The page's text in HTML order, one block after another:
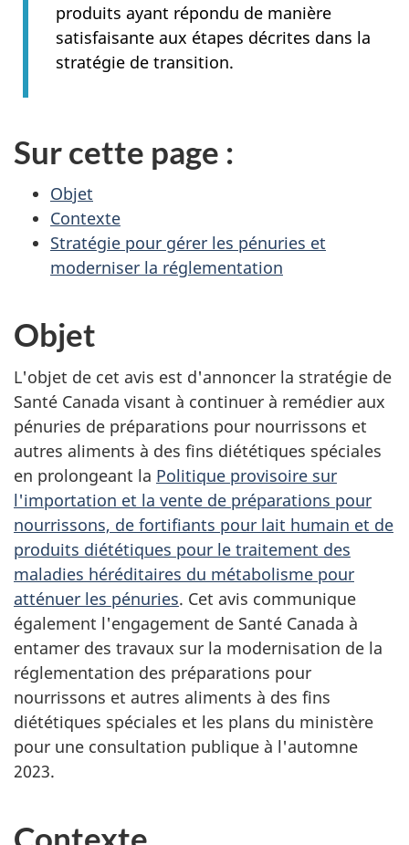
produits ayant répondu de manière
satisfaisante aux étapes décrites dans la
stratégie de transition.
Sur cette page :
Objet
Contexte
Stratégie pour gérer les pénuries et
moderniser la réglementation
Objet
L'objet de cet avis est d'annoncer la stratégie de
Santé Canada visant à continuer à remédier aux
pénuries de préparations pour nourrissons et
autres aliments à des fins diététiques spéciales
en prolongeant la Politique provisoire sur
l'importation et la vente de préparations pour
nourrissons, de fortifiants pour lait humain et de
produits diététiques pour le traitement des
maladies héréditaires du métabolisme pour
atténuer les pénuries. Cet avis communique
également l'engagement de Santé Canada à
entamer des travaux sur la modernisation de la
réglementation des préparations pour
nourrissons et autres aliments à des fins
diététiques spéciales et les plans du ministère
pour une consultation publique à l'automne
2023.
Contexte